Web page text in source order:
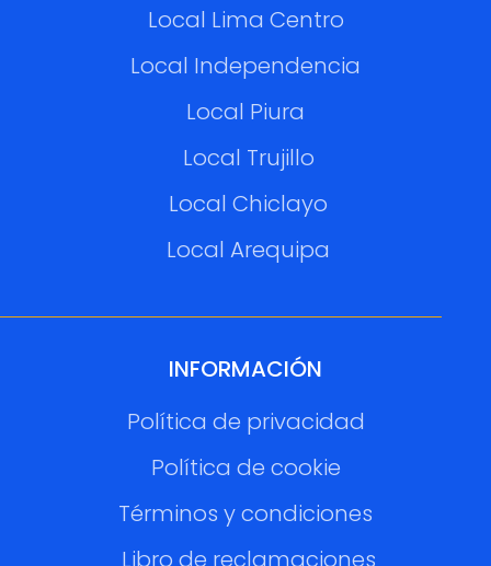
Local Lima Centro
Local Independencia
Local Piura
Local Trujillo
Local Chiclayo
Local Arequipa
INFORMACIÓN
Política de privacidad
Política de cookie
Términos y condiciones
Libro de reclamaciones